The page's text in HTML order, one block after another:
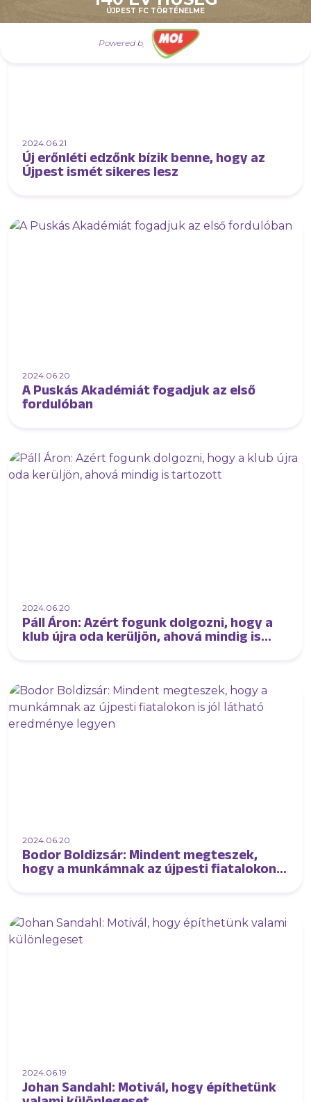
ÚJPEST FC TÖRTÉNELME
Powered by
2024.06.21
Új erőnléti edzőnk bízik benne, hogy az
Újpest ismét sikeres lesz
2024.06.20
A Puskás Akadémiát fogadjuk az első
fordulóban
2024.06.20
Páll Áron: Azért fogunk dolgozni, hogy a
klub újra oda kerüljön, ahová mindig is
2024.06.20
Bodor Boldizsár: Mindent megteszek,
hogy a munkámnak az újpesti fiatalokon
2024.06.19
Johan Sandahl: Motivál, hogy építhetünk